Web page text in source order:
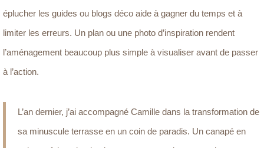
éplucher les guides ou blogs déco aide à gagner du temps et à
limiter les erreurs. Un plan ou une photo d’inspiration rendent
l’aménagement beaucoup plus simple à visualiser avant de passer
à l’action.
L’an dernier, j’ai accompagné Camille dans la transformation de
sa minuscule terrasse en un coin de paradis. Un canapé en